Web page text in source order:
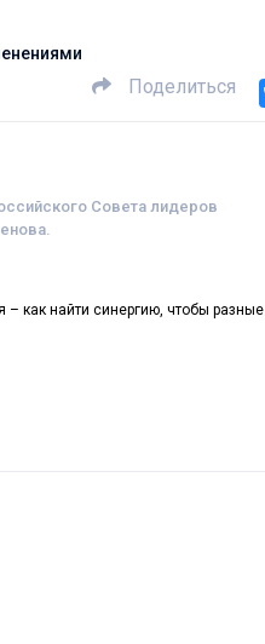
Поделиться
Совета лидеров
– как найти синергию, чтобы разные